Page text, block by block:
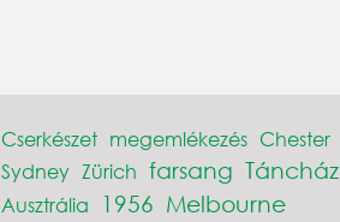
Cserkészet megemlékezés Chester
Sydney Zürich farsang Táncház
Ausztrália 1956 Melbourne